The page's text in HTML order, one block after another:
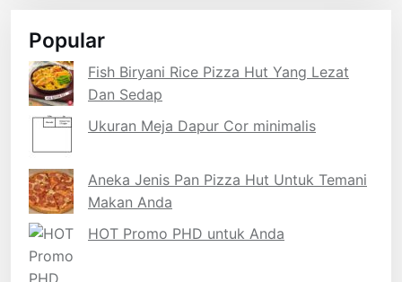
Popular
Fish Biryani Rice Pizza Hut Yang Lezat
Dan Sedap
Ukuran Meja Dapur Cor minimalis
Aneka Jenis Pan Pizza Hut Untuk Temani
Makan Anda
HOT Promo PHD untuk Anda